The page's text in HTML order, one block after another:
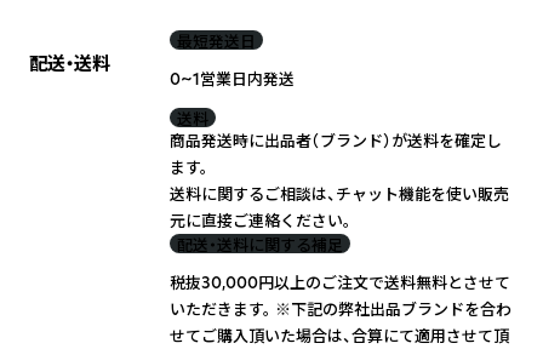
配送・送料
最短発送日
0~1営業日内発送
送料
商品発送時に出品者（ブランド）が送料を確定し
ます。
送料に関するご相談は、チャット機能を使い販売
元に直接ご連絡ください。
配送・送料に関する補足
税抜30,000円以上のご注文で送料無料とさせて
いただきます。 ※下記の弊社出品ブランドを合わ
せてご購入頂いた場合は、合算にて適用させて頂